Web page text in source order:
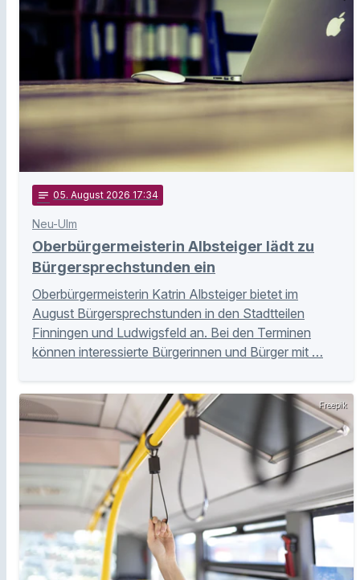
notes 05. August 2026 17:34
Neu-Ulm
Oberbürgermeisterin Albsteiger lädt zu
Bürgersprechstunden ein
Oberbürgermeisterin Katrin Albsteiger bietet im
August Bürgersprechstunden in den Stadtteilen
Finningen und Ludwigsfeld an. Bei den Terminen
können interessierte Bürgerinnen und Bürger mit …
Freepik